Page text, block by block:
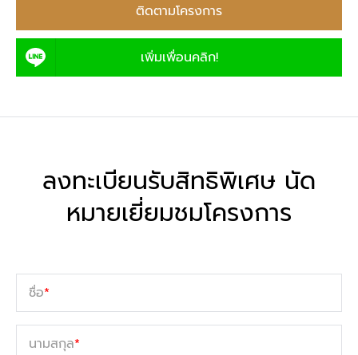
ติดตามโครงการ
เพิ่มเพื่อนคลิก!
ลงทะเบียนรับสิทธิพิเศษ นัด
หมายเยี่ยมชมโครงการ
ชื่อ*
นามสกุล*